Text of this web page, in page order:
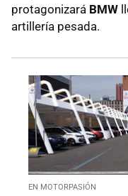
protagonizará BMW
artillería pesada.
EN MOTORPASIÓN